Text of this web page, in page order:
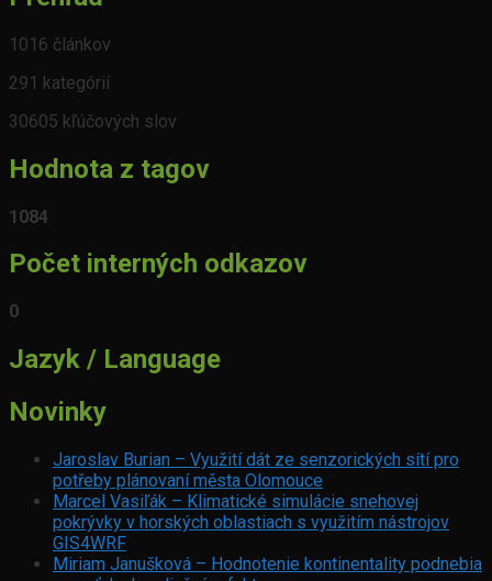
1016 článkov
291 kategórií
30605 kľúčových slov
Hodnota z tagov
1084
Počet interných odkazov
0
Jazyk / Language
Novinky
Jaroslav Burian – Využití dát ze senzorických sítí pro
potřeby plánovaní města Olomouce
Marcel Vasiľák – Klimatické simulácie snehovej
pokrývky v horských oblastiach s využitím nástrojov
GIS4WRF
Miriam Janušková – Hodnotenie kontinentality podnebia